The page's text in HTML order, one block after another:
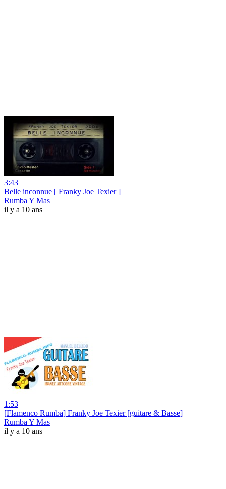
3:43
Belle inconnue [ Franky Joe Texier ]
Rumba Y Mas
il y a 10 ans
1:53
[Flamenco Rumba] Franky Joe Texier [guitare & Basse]
Rumba Y Mas
il y a 10 ans